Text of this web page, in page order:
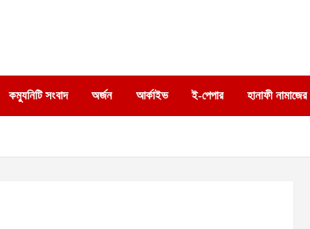
কম্যুনিটি সংবাদ অর্জন আর্কাইভ ই-পেপার হানাফী